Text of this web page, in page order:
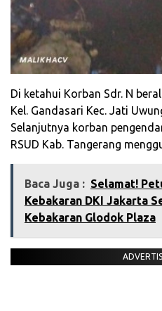
Di ketahui Korban Sdr. N
Kel. Gandasari Kec. Jati
Selanjutnya korban
RSUD Kab. Tangerang
Baca Juga : Selamat!
Kebakaran DKI Jakarta
Kebakaran Glodok Plaza